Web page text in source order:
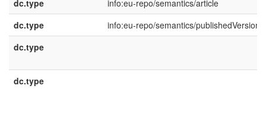
dc.type
info:eu-repo/semantics/article
dc.type
info:eu-repo/semantics/publishedVersion
dc.type
dc.type